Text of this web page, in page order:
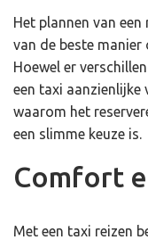
Het plannen van
van de beste manier
Hoewel er
een taxi aanzienlijke
waarom het
een slimme keuze is.
Comfort
Met een taxi reizen